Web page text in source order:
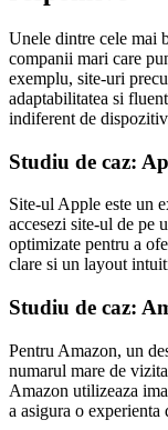
Unele dintre cele mai
companii mari care
exemplu, site-uri
adaptabilitatea si
indiferent de
Studiu de caz:
Site-ul Apple este un
accesezi site-ul de pe
optimizate pentru a
clare si un layout
Studiu de caz:
Pentru Amazon, un
numarul mare de
Amazon utilizeaza
a asigura o experienta